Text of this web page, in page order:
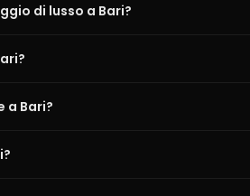
di lusso a Bari?
Bari?